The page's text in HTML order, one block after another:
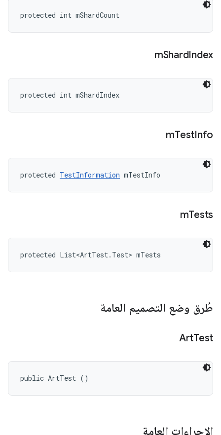
protected int mShardCount
mShardIndex
protected int mShardIndex
mTestInfo
protected TestInformation mTestInfo
mTests
protected List<ArtTest.Test> mTests
طُرق وضع التصميم العامة
ArtTest
public ArtTest ()
الإجراءات العامة